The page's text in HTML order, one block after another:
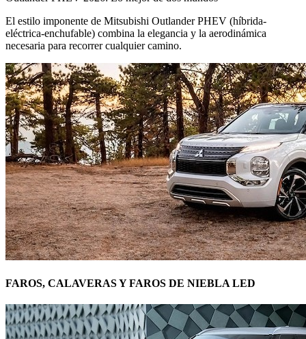
El estilo imponente de Mitsubishi Outlander PHEV (híbrida-
eléctrica-enchufable) combina la elegancia y la aerodinámica
necesaria para recorrer cualquier camino.
FAROS, CALAVERAS Y FAROS DE NIEBLA LED